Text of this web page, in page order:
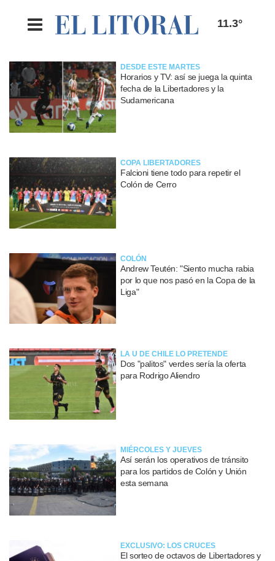
11.3°
DESDE ESTE MARTES
Horarios y TV: así se juega la quinta
fecha de la Libertadores y la
Sudamericana
COPA LIBERTADORES
Falcioni tiene todo para repetir el
Colón de Cerro
COLÓN
Andrew Teutén: "Siento mucha rabia
por lo que nos pasó en la Copa de la
Liga"
LA U DE CHILE LO PRETENDE
Dos "palitos" verdes sería la oferta
para Rodrigo Aliendro
MIÉRCOLES Y JUEVES
Así serán los operativos de tránsito
para los partidos de Colón y Unión
esta semana
EXCLUSIVO: LOS CRUCES
El sorteo de octavos de Libertadores y